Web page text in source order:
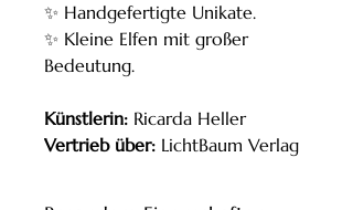
✨ Handgefertigte Unikate.
✨ Kleine Elfen mit großer
Bedeutung.
Künstlerin: Ricarda Heller
Vertrieb über: LichtBaum Verlag